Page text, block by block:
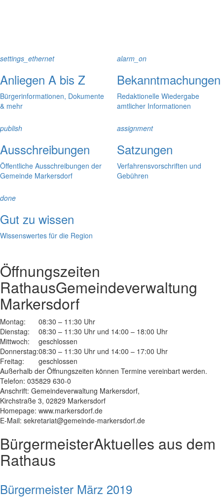
settings_ethernet
Anliegen A bis Z
Bürgerinformationen, Dokumente
& mehr
alarm_on
Bekanntmachungen
Redaktionelle Wiedergabe
amtlicher Informationen
publish
Ausschreibungen
Öffentliche Ausschreibungen der
Gemeinde Markersdorf
assignment
Satzungen
Verfahrensvorschriften und
Gebühren
done
Gut zu wissen
Wissenswertes für die Region
Öffnungszeiten
RathausGemeindeverwaltung
Markersdorf
Montag:
08:30 – 11:30 Uhr
Dienstag:
08:30 – 11:30 Uhr und 14:00 – 18:00 Uhr
Mittwoch:
geschlossen
Donnerstag:08:30 – 11:30 Uhr und 14:00 – 17:00 Uhr
Freitag:
geschlossen
Außerhalb der Öffnungszeiten können Termine vereinbart werden.
Telefon: 035829 630-0
Anschrift: Gemeindeverwaltung Markersdorf,
Kirchstraße 3, 02829 Markersdorf
Homepage: www.markersdorf.de
E-Mail: sekretariat@gemeinde-markersdorf.de
BürgermeisterAktuelles aus dem
Rathaus
Bürgermeister März 2019